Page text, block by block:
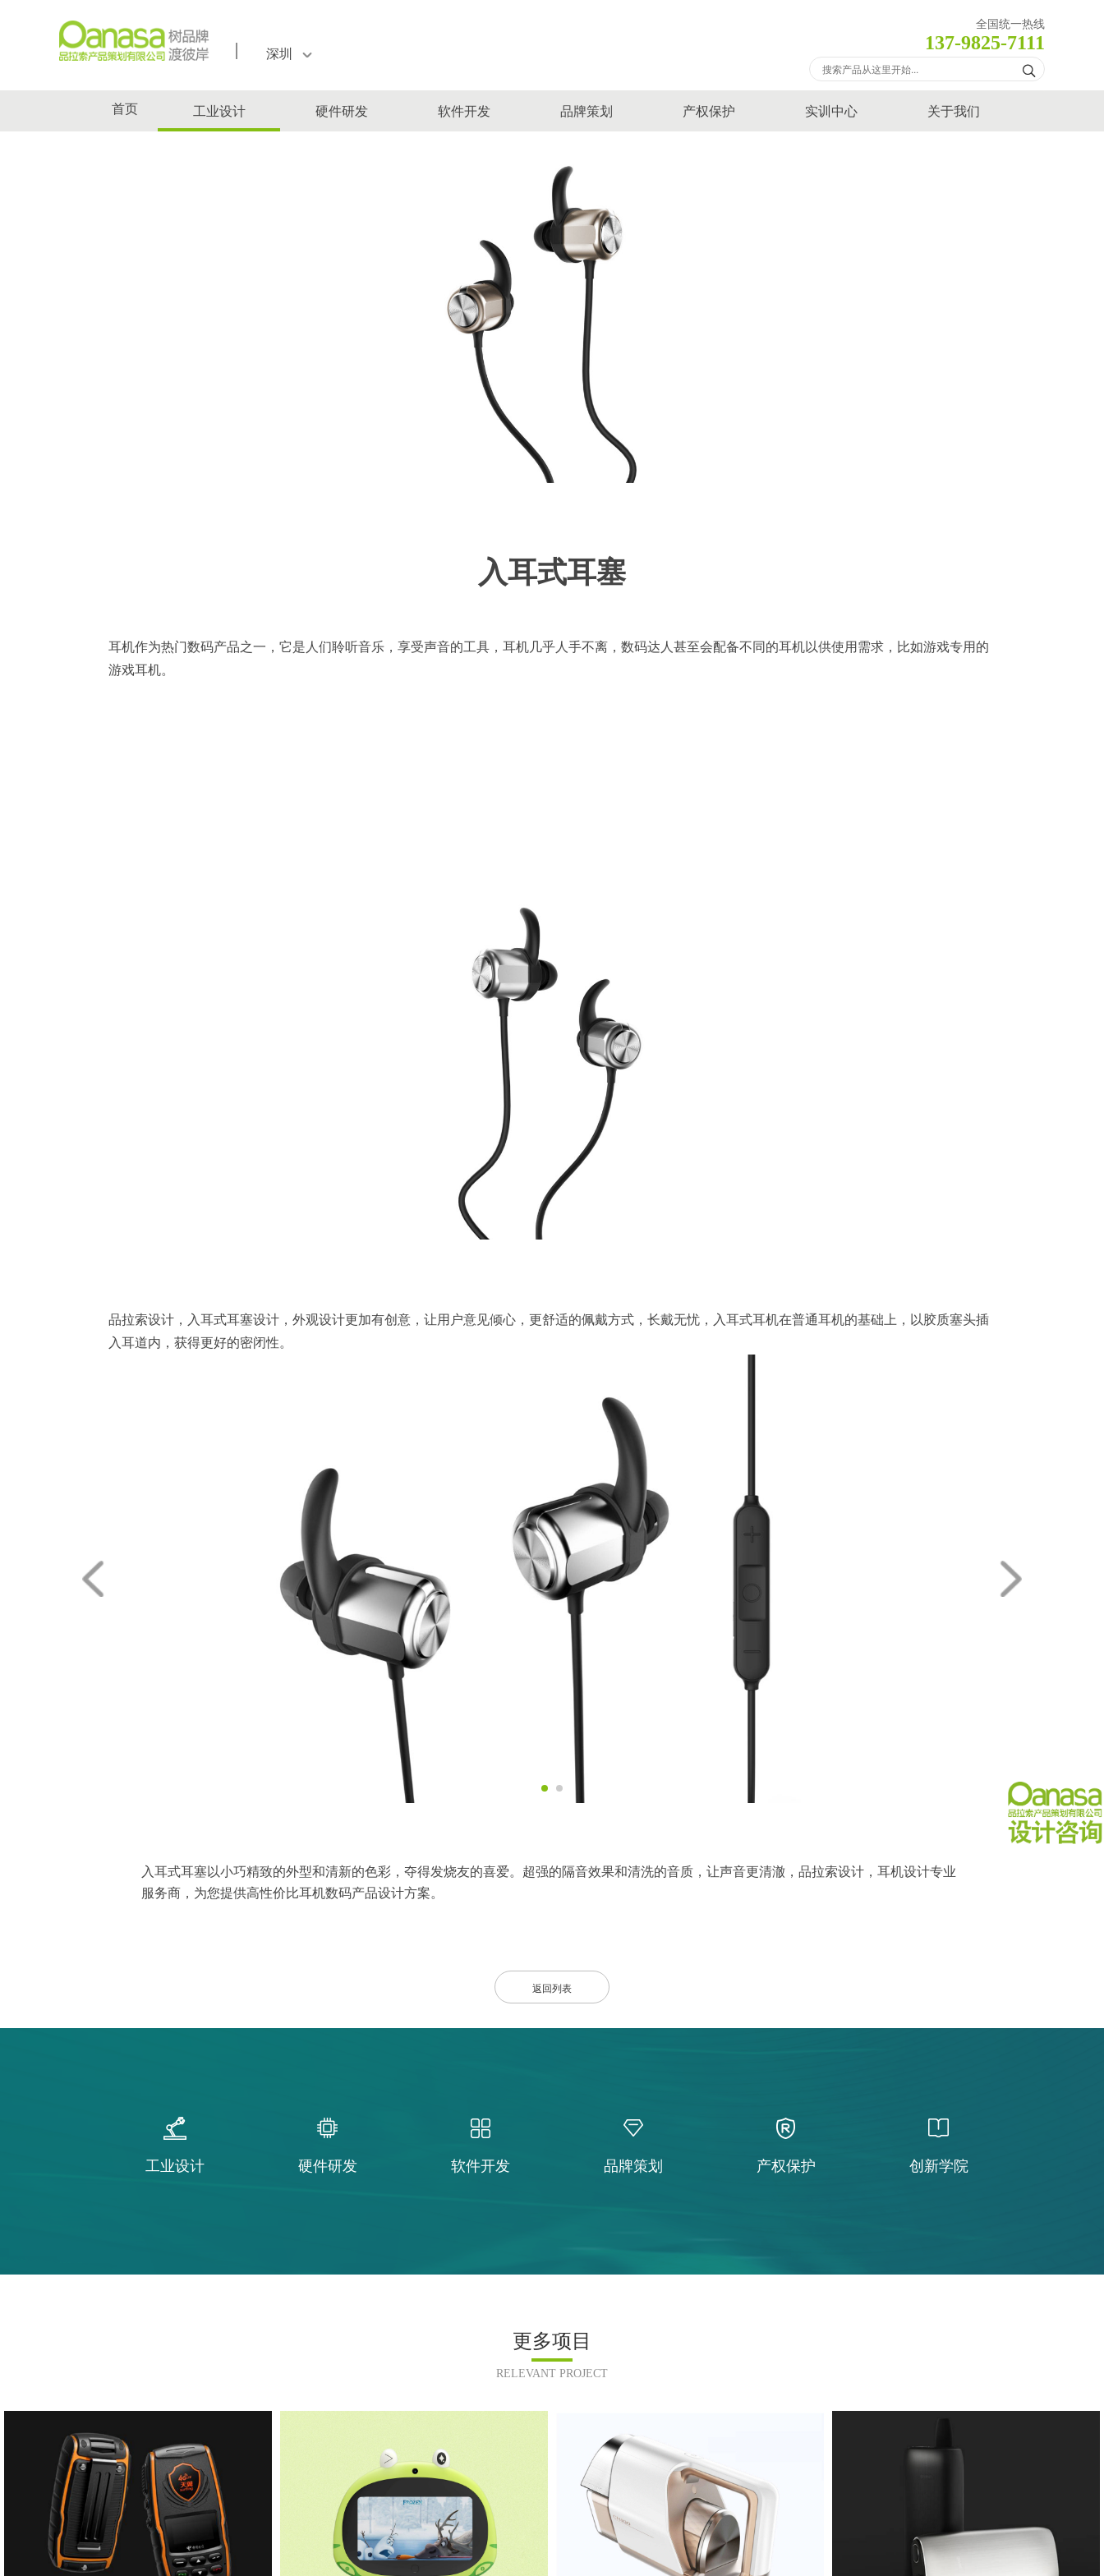
深圳
全国统一热线
137-9825-7111
首页 工业设计 硬件研发 软件开发 品牌策划 产权保护 实训中心 关于我们
入耳式耳塞
耳机作为热门数码产品之一，它是人们聆听音乐，享受声音的工具，耳机几乎人手不离，数码达人甚至会配备不同的耳机以供使用需求，比如游戏专用的
游戏耳机。
品拉索设计，入耳式耳塞设计 ， 外观设计更加有创意，让用户意见倾心，更舒适的佩戴方式，长戴无忧，入耳式耳机在普通耳机的基础上，以胶质塞头插
入耳道内，获得更好的密闭性。
入耳式耳塞以小巧精致的外型和清新的色彩，夺得发烧友的喜爱。超强的隔音效果和清洗的音质，让声音更清澈，品拉索设计，耳机设计专业
服务商，为您提供高性价比耳机数码产品设计方案。
返回列表
工业设计 硬件研发 软件开发 品牌策划 产权保护 创新学院
更多项目
RELEVANT PROJECT